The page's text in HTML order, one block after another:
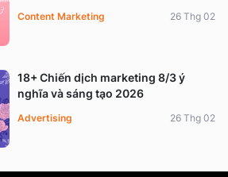
Content Marketing 26 Thg 02
18+ Chiến dịch marketing 8/3 ý
nghĩa và sáng tạo 2026
Advertising 26 Thg 02